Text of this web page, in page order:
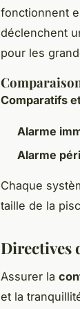
fonctionnent
déclenchent
pour les
Comparatifs
Alarme
Alarme
Chaque
taille de la
Directives
Assurer la
et la